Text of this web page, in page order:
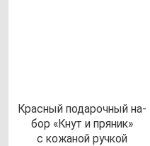
Крас­ный по­да­роч­ный на­
бор «Кнут и пря­ник»
с ко­жа­ной руч­кой